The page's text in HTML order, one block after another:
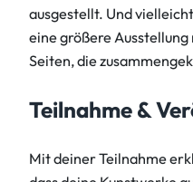
ausgestellt. Und
eine größere
Seiten, die
Teilnahme &
Mit deiner Teilnahme